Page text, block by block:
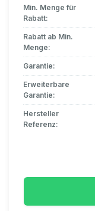
Min. Menge für
Rabatt:
Rabatt ab Min.
Menge:
Garantie:
Erweiterbare
Garantie:
Hersteller
Referenz: